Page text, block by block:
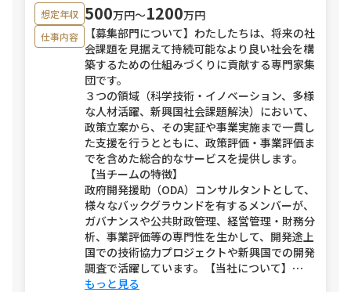
想定年収 500万円〜1200万円
仕事内容
【募集部門について】わたしたちは、将来の社
会課題を見据えて持続可能なより良い社会を構
築するための仕組みづくりに貢献する専門家集
団です。
３つの領域（科学技術・イノベーション、多様
な人材活躍、新興国社会課題解決）において、
政策立案から、その実証や事業実施まで一貫し
た支援を行うとともに、政策評価・事業評価ま
でを含めた総合的なサービスを提供します。
【当チームの特徴】
政府開発援助（ODA）コンサルタントとして、
様々なバックグラウンドを有するメンバーが、
ガバナンスや公共財政管理、経営管理・財務分
析、事業評価等の専門性を生かして、開発途上
国での技術協力プロジェクトや新興国での開発
調査で活躍しています。【当社について】 ⋯
もっと見る